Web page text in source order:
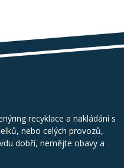
recyklace a nakládání s
nebo celých provozů,
dobří, nemějte obavy a